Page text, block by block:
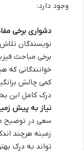
وجود دارد:
دشواری برخی
نویسندگان تلاش
برخی مباحث
خوانندگانی که
کمی چالش
درک کامل این
نیاز به پیش
سعی در توضیح
زمینه هرچند
تواند به درک